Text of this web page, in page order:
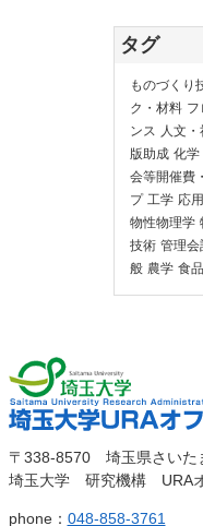
タグ
ものづくり
ク・材料 フ
ンス
人文
版助成 化学
会等開催費
プ 工学 応
物性物理学
技術 管理会
般 農学 食品
埼玉大
学
埼玉大学
フィス
〒338-8570 埼玉県さいた
埼玉大学 研究機構 URA
phone： 048-858-3761